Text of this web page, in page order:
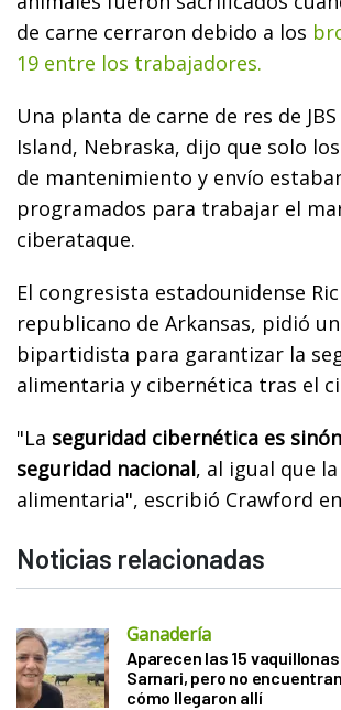
de carne cerraron debido a los
19 entre los trabajadores.
Una planta de carne de res de
Island, Nebraska, dijo que solo
de mantenimiento y envío
programados para trabajar el
ciberataque.
El congresista estadounidense
republicano de Arkansas, pidió
bipartidista para garantizar la
alimentaria y cibernética tras el
"La seguridad cibernética es
seguridad nacional, al igual que
alimentaria", escribió Crawford
Noticias relacionadas
Ganadería
Aparecen las 15
Sarnari, pero no
cómo llegaron allí